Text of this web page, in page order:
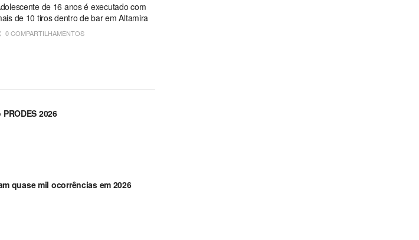
de 16 anos é executado com
de 10 tiros dentro de bar em Altamira
0 COMPARTILHAMENTOS
2026
quase mil ocorrências em 2026